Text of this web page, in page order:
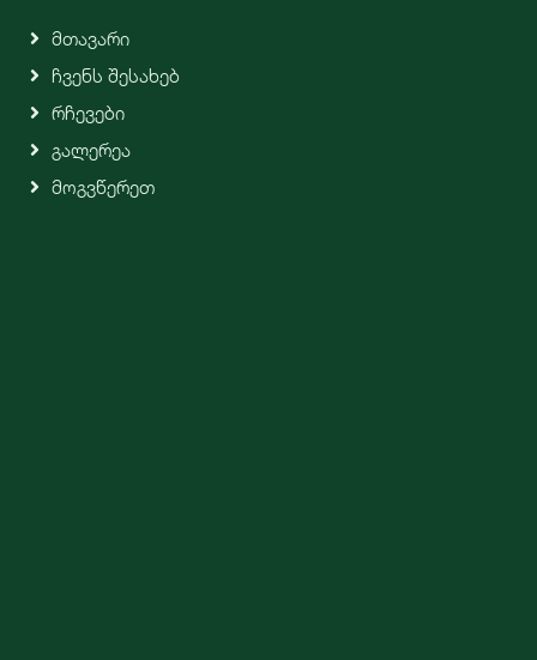
Მთავარი
Ჩვენს Შესახებ
Რჩევები
Გალერეა
Მოგვწერეთ